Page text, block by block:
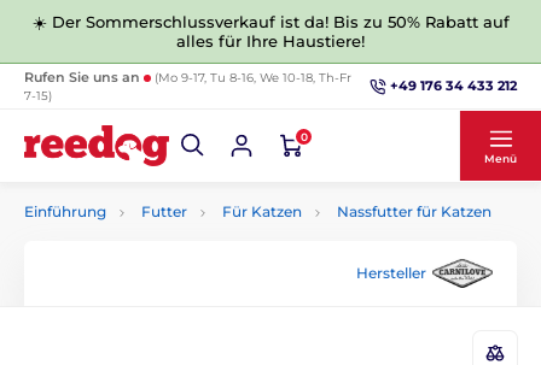
☀️ Der Sommerschlussverkauf ist da! Bis zu 50% Rabatt auf
alles für Ihre Haustiere!
Rufen Sie uns an
(Mo 9-17, Tu 8-16, We 10-18, Th-Fr
7-15)
+49 176 34 433 212
0
Menü
Einführung Futter Für Katzen Nassfutter für Katzen
Hersteller